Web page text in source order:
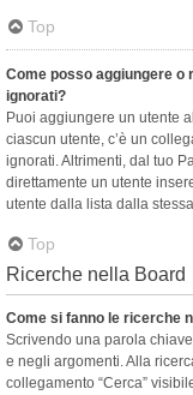
Top
Come posso aggiungere o
ignorati?
Puoi aggiungere un utente
ciascun utente, c’è un
ignorati. Altrimenti, dal tuo
direttamente un utente
utente dalla lista dalla
Top
Ricerche nella Board
Come si fanno le ricerche
Scrivendo una parola
e negli argomenti. Alla
collegamento “Cerca”